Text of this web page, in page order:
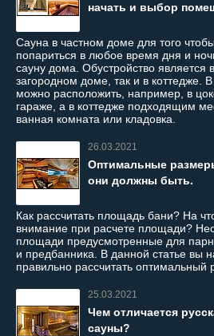
начать и выбор
Сауна в частном доме для того
попариться в любое время дня и
сауну дома. Обустройство является
загородном доме, так и в коттедже.
можно расположить, например, в
гараже, а в коттедже подходящим
ванная комната или кладовка.
26.03.2021
Оптимальные
они должны быть.
Как рассчитать площадь бани? На
внимание при расчете площади?
площади предусмотренные для
и предбанника. В данной статье вы
правильно рассчитать оптимальный
25.03.2021
Чем отличается
сауны?